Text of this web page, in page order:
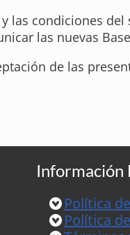
las condiciones
las nuevas
de las
Información
Política
Política